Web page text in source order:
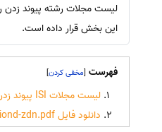
لیست مجلات رشته پیوند زدن
این بخش قرار داده است.
فهرست [
]
لیست مجلات ISI پیوند زدن
دانلود فایل list-mjlat-isi-piond-zdn.pdf